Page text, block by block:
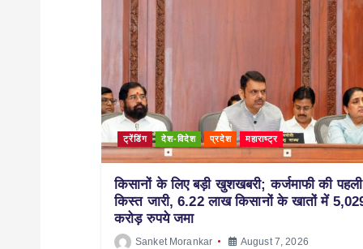
ट्रेंडिंग देश-विदेश प्रदेश महाराष्ट्र
किसानों के लिए बड़ी खुशखबरी; कर्जमाफी की पहली
किस्त जारी, 6.22 लाख किसानों के खातों में
करोड़ रुपये जमा
Sanket Morankar August 7, 2026